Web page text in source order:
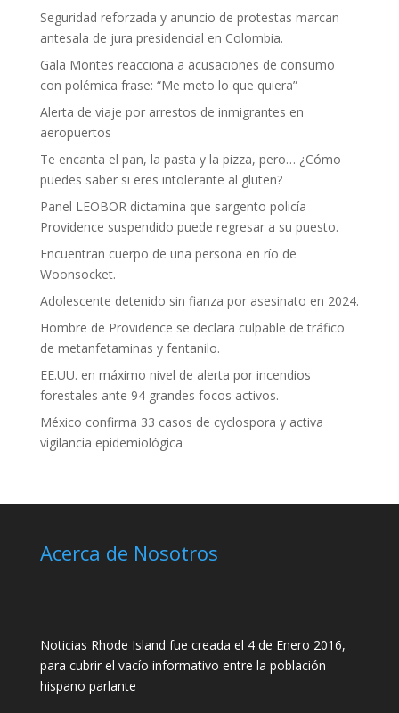
Seguridad reforzada y anuncio de protestas marcan
antesala de jura presidencial en Colombia.
Gala Montes reacciona a acusaciones de consumo
con polémica frase: “Me meto lo que quiera”
Alerta de viaje por arrestos de inmigrantes en
aeropuertos
Te encanta el pan, la pasta y la pizza, pero… ¿Cómo
puedes saber si eres intolerante al gluten?
Panel LEOBOR dictamina que sargento policía
Providence suspendido puede regresar a su puesto.
Encuentran cuerpo de una persona en río de
Woonsocket.
Adolescente detenido sin fianza por asesinato en 2024.
Hombre de Providence se declara culpable de tráfico
de metanfetaminas y fentanilo.
EE.UU. en máximo nivel de alerta por incendios
forestales ante 94 grandes focos activos.
México confirma 33 casos de cyclospora y activa
vigilancia epidemiológica
Acerca de Nosotros
Noticias Rhode Island fue creada el 4 de Enero 2016,
para cubrir el vacío informativo entre la población
hispano parlante